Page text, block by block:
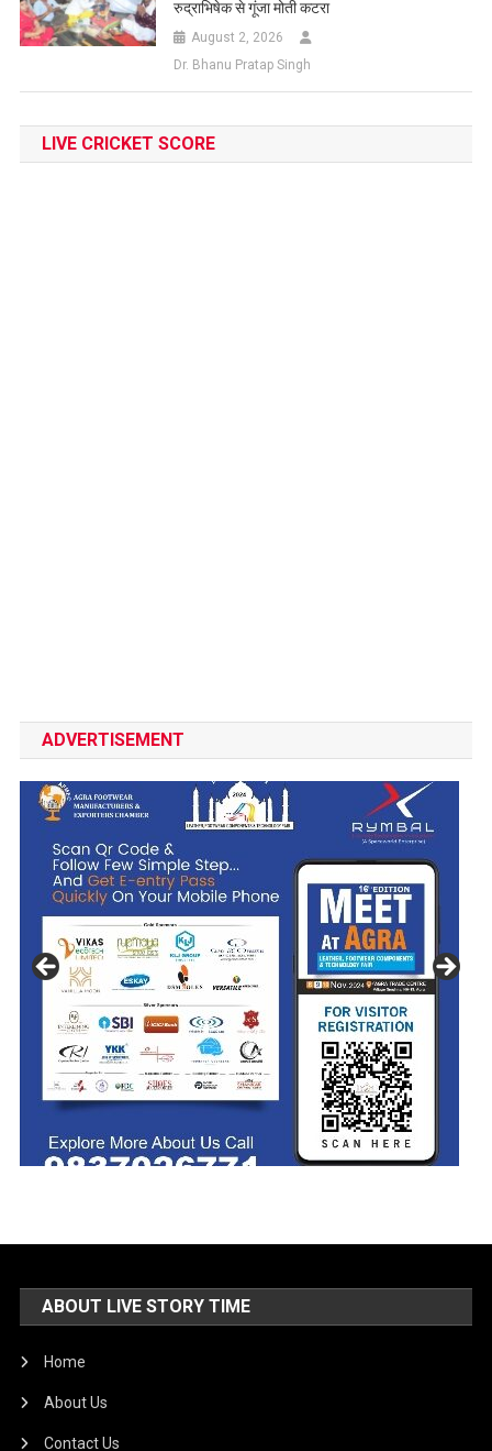
रुद्राभिषेक से गूंजा मोती कटरा
August 2, 2026
Dr. Bhanu Pratap Singh
LIVE CRICKET SCORE
ADVERTISEMENT
ABOUT LIVE STORY TIME
Home
About Us
Contact Us